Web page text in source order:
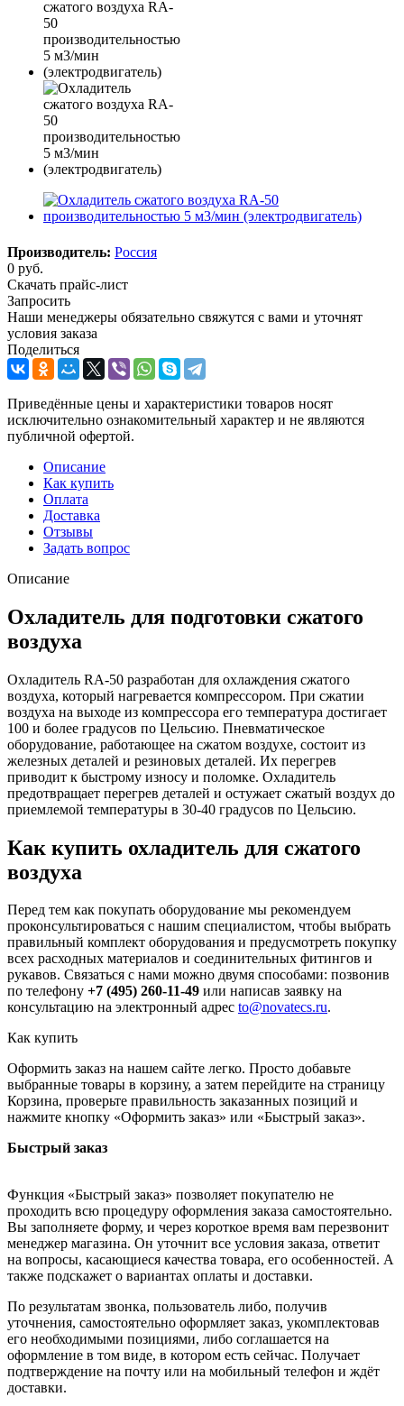
Производитель: Россия
0 руб.
Скачать прайс-лист
Запросить
Наши менеджеры обязательно свяжутся с вами и уточнят
условия заказа
Поделиться
Приведённые цены и характеристики товаров носят
исключительно ознакомительный характер и не являются
публичной офертой.
Описание
Как купить
Оплата
Доставка
Отзывы
Задать вопрос
Описание
Охладитель для подготовки сжатого
воздуха
Охладитель RA-50 разработан для охлаждения сжатого
воздуха, который нагревается компрессором. При сжатии
воздуха на выходе из компрессора его температура достигает
100 и более градусов по Цельсию. Пневматическое
оборудование, работающее на сжатом воздухе, состоит из
железных деталей и резиновых деталей. Их перегрев
приводит к быстрому износу и поломке. Охладитель
предотвращает перегрев деталей и остужает сжатый воздух до
приемлемой температуры в 30-40 градусов по Цельсию.
Как купить охладитель для сжатого
воздуха
Перед тем как покупать оборудование мы рекомендуем
проконсультироваться с нашим специалистом, чтобы выбрать
правильный комплект оборудования и предусмотреть покупку
всех расходных материалов и соединительных фитингов и
рукавов. Связаться с нами можно двумя способами: позвонив
по телефону +7 (495) 260-11-49 или написав заявку на
консультацию на электронный адрес to@novatecs.ru.
Как купить
Оформить заказ на нашем сайте легко. Просто добавьте
выбранные товары в корзину, а затем перейдите на страницу
Корзина, проверьте правильность заказанных позиций и
нажмите кнопку «Оформить заказ» или «Быстрый заказ».
Быстрый заказ
Функция «Быстрый заказ» позволяет покупателю не
проходить всю процедуру оформления заказа самостоятельно.
Вы заполняете форму, и через короткое время вам перезвонит
менеджер магазина. Он уточнит все условия заказа, ответит
на вопросы, касающиеся качества товара, его особенностей. А
также подскажет о вариантах оплаты и доставки.
По результатам звонка, пользователь либо, получив
уточнения, самостоятельно оформляет заказ, укомплектовав
его необходимыми позициями, либо соглашается на
оформление в том виде, в котором есть сейчас. Получает
подтверждение на почту или на мобильный телефон и ждёт
доставки.